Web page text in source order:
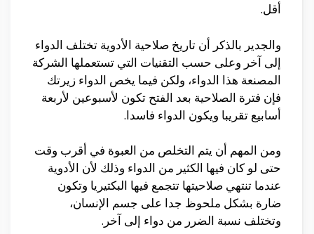
أقل.
والجدير بالذكر أن تاريخ صلاحية الأدوية تختلف الدواء
إلى آخر وعلى حسب التقنيات التي تستعملها الشركة
المصنعة هذا الدواء، ولكن فيما يخص الدواء زيرتك
فإن فترة الصلاحية بعد الفتح تكون لأسبوعين لأربعة
أسابيع تقريبا ويكون الدواء فاسدا.
ومن المهم أن يتم التخلص من العبوة في أقرب وقت
حتى لو كان فيها الكثير من الدواء وذلك لأن الأدوية
عندما تنتهي صلاحيتها تتجمع فيها البكتيريا وتكون
ضارة بشكل ملحوظ جدا على جسم الإنسان،
وتختلف نسبة الضرر من دواء إلى آخر.